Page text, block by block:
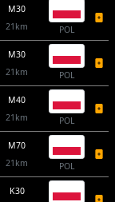
M30
21km
POL
M30
21km
POL
M40
21km
POL
M70
21km
POL
K30